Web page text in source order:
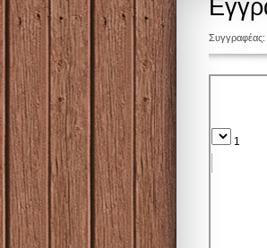
Συγγραφέας: